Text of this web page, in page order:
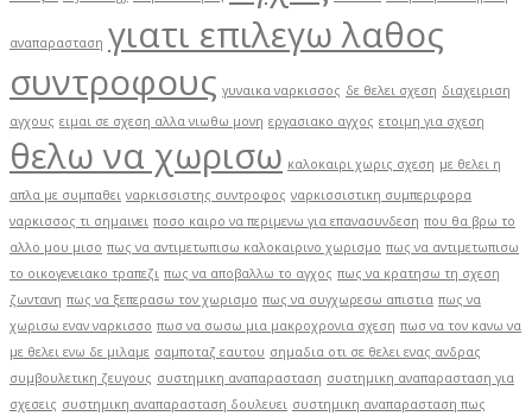
αναπαρασταση γιατι επιλεγω λαθος
συντροφους γυναικα ναρκισσος δε θελει σχεση διαχειριση
αγχους ειμαι σε σχεση αλλα νιωθω μονη εργασιακο αγχος ετοιμη για σχεση
θελω να χωρισω καλοκαιρι χωρις σχεση με θελει η
απλα με συμπαθει ναρκισσιστης συντροφος ναρκισσιστικη συμπεριφορα
ναρκισσος τι σημαινει ποσο καιρο να περιμενω για επανασυνδεση που θα βρω το
αλλο μου μισο πως να αντιμετωπισω καλοκαιρινο χωρισμο πως να αντιμετωπισω
το οικογενειακο τραπεζι πως να αποβαλλω το αγχος πως να κρατησω τη σχεση
ζωντανη πως να ξεπερασω τον χωρισμο πως να συγχωρεσω απιστια πως να
χωρισω εναν ναρκισσο πωσ να σωσω μια μακροχρονια σχεση πωσ να τον κανω να
με θελει ενω δε μιλαμε σαμποταζ εαυτου σημαδια οτι σε θελει ενας ανδρας
συμβουλετικη ζευγους συστημικη αναπαρασταση συστημικη αναπαρασταση για
σχεσεις συστημικη αναπαρασταση δουλευει συστημικη αναπαρασταση πως